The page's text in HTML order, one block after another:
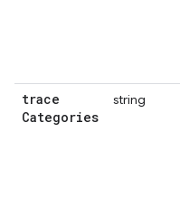
trace
Categories
string